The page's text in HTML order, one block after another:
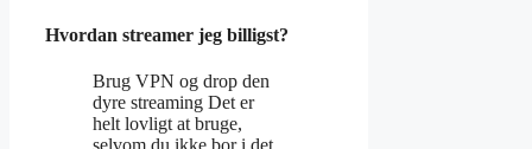
Hvordan streamer jeg billigst?
Brug VPN og drop den
dyre streaming Det er
helt lovligt at bruge,
selvom du ikke bor i det